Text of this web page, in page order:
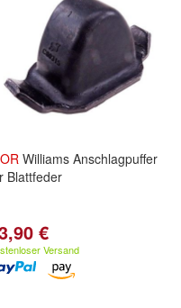
Williams Anschlagpuffer
Blattfeder
€
Versand